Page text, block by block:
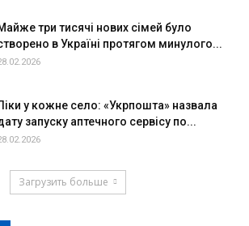
три тисячі нових сімей було
в Україні протягом минулого...
у кожне село: «Укрпошта» назвала
запуску аптечного сервісу по...
Загрузить больше